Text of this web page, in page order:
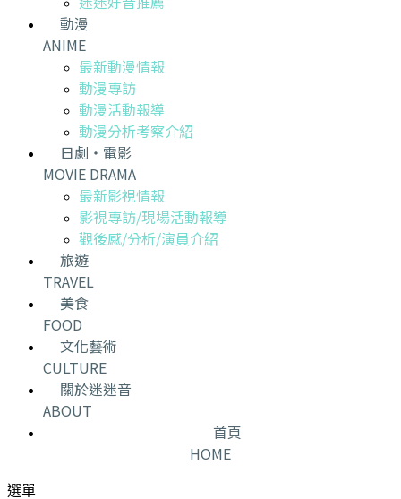
動漫
ANIME
最新動漫情報
動漫專訪
動漫活動報導
動漫分析考察介紹
日劇・電影
MOVIE DRAMA
最新影視情報
影視專訪/現場活動報導
觀後感/分析/演員介紹
旅遊
TRAVEL
美食
FOOD
文化藝術
CULTURE
關於迷迷音
ABOUT
首頁
HOME
選單